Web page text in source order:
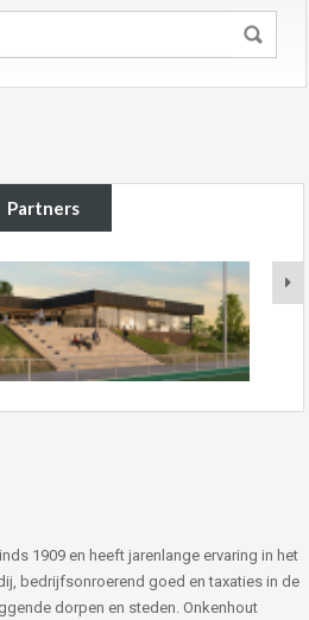
Partners
1909 en heeft jarenlange ervaring in het
bedrijfsonroerend goed en taxaties in de
dorpen en steden. Onkenhout